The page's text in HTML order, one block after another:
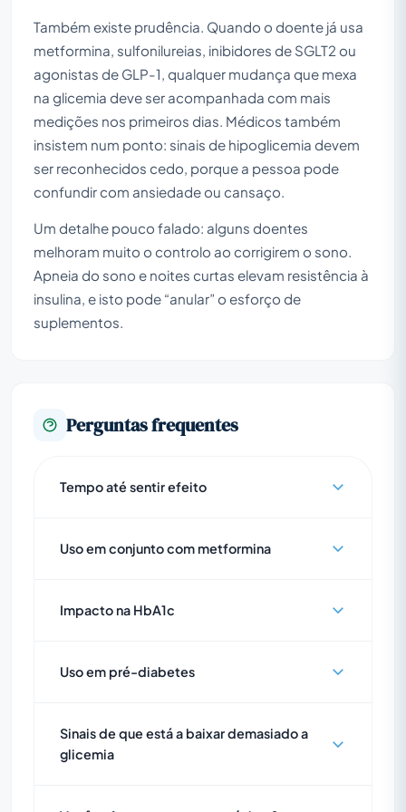
Também existe prudência. Quando o doente já usa
metformina, sulfonilureias, inibidores de SGLT2 ou
agonistas de GLP-1, qualquer mudança que mexa
na glicemia deve ser acompanhada com mais
medições nos primeiros dias. Médicos também
insistem num ponto: sinais de hipoglicemia devem
ser reconhecidos cedo, porque a pessoa pode
confundir com ansiedade ou cansaço.
Um detalhe pouco falado: alguns doentes
melhoram muito o controlo ao corrigirem o sono.
Apneia do sono e noites curtas elevam resistência à
insulina, e isto pode “anular” o esforço de
suplementos.
Perguntas frequentes
Tempo até sentir efeito
Uso em conjunto com metformina
Impacto na HbA1c
Uso em pré-diabetes
Sinais de que está a baixar demasiado a
glicemia